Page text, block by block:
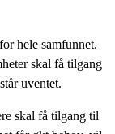
hele samfunnet.
skal få tilgang
uventet.
skal få tilgang til